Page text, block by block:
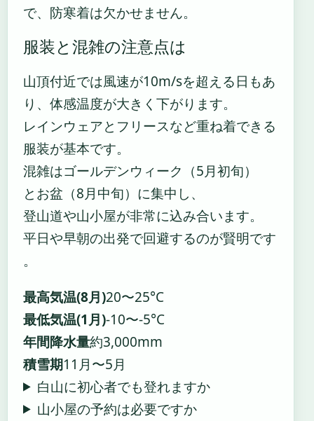
で、防寒着は欠かせません。
服装と混雑の注意点は
山頂付近では風速が10m/sを超える日もあ
り、体感温度が大きく下がります。
レインウェアとフリースなど重ね着できる
服装が基本です。
混雑はゴールデンウィーク（5月初旬）
とお盆（8月中旬）に集中し、
登山道や山小屋が非常に込み合います。
平日や早朝の出発で回避するのが賢明です
。
最高気温(8月)20〜25°C
最低気温(1月)-10〜-5°C
年間降水量約3,000mm
積雪期11月〜5月
白山に初心者でも登れますか
山小屋の予約は必要ですか